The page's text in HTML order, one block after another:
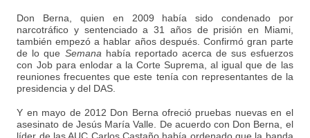
Don Berna, quien en 2009 había sido condenado por
narcotráfico y sentenciado a 31 años de prisión en Miami,
también empezó a hablar años después. Confirmó gran parte
de lo que Semana había reportado acerca de sus esfuerzos
con Job para enlodar a la Corte Suprema, al igual que de las
reuniones frecuentes que este tenía con representantes de la
presidencia y del DAS.
Y en mayo de 2012 Don Berna ofreció pruebas nuevas en el
asesinato de Jesús María Valle. De acuerdo con Don Berna, el